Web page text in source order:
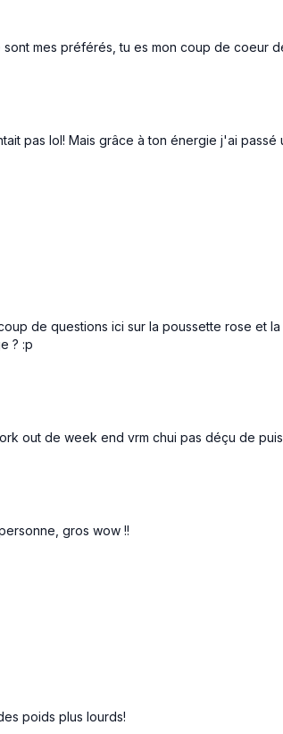
mes préférés, tu es mon coup de coeur
pas lol! Mais grâce à ton énergie j'ai passé
de questions ici sur la poussette rose et
? :p
out de week end vrm chui pas déçu de
gros wow !!
poids plus lourds!